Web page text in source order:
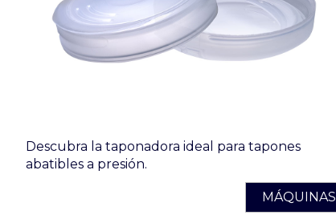
Descubra la taponadora ideal para tapones
abatibles a presión.
MÁQUINAS